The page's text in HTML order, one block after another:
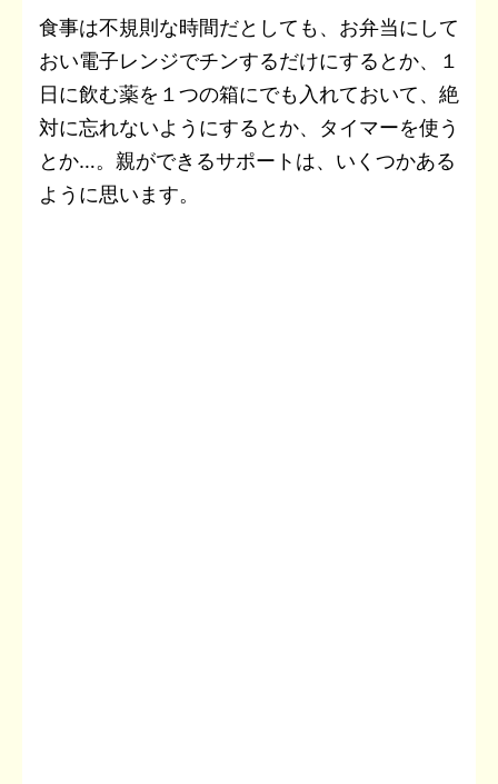
食事は不規則な時間だとしても、お弁当にして
おい電子レンジでチンするだけにするとか、１
日に飲む薬を１つの箱にでも入れておいて、絶
対に忘れないようにするとか、タイマーを使う
とか…。親ができるサポートは、いくつかある
ように思います。